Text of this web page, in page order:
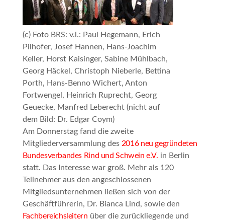
(c) Foto BRS: v.l.: Paul Hegemann, Erich
Pilhofer, Josef Hannen, Hans-Joachim
Keller, Horst Kaisinger, Sabine Mühlbach,
Georg Häckel, Christoph Nieberle, Bettina
Porth, Hans-Benno Wichert, Anton
Fortwengel, Heinrich Ruprecht, Georg
Geuecke, Manfred Leberecht (nicht auf
dem Bild: Dr. Edgar Coym)
Am Donnerstag fand die zweite
Mitgliederversammlung des 2016 neu gegründeten
Bundesverbandes Rind und Schwein e.V. in Berlin
statt. Das Interesse war groß. Mehr als 120
Teilnehmer aus den angeschlossenen
Mitgliedsunternehmen ließen sich von der
Geschäftführerin, Dr. Bianca Lind, sowie den
Fachbereichsleitern über die zurückliegende und